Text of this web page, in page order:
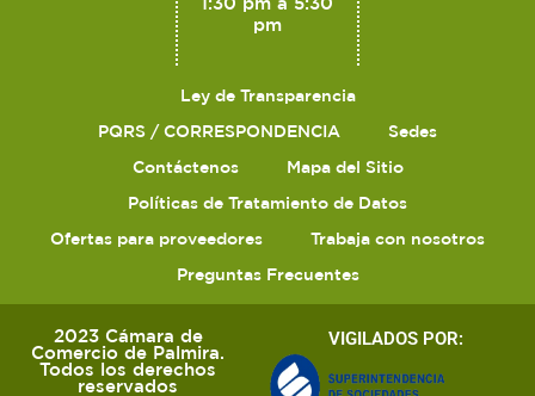
pm
Ley de Transparencia
PQRS / CORRESPONDENCIA
Sedes
Contáctenos
Mapa del Sitio
Políticas de Tratamiento de Datos
Ofertas para proveedores
Trabaja con nosotros
Preguntas Frecuentes
2023 Cámara de
Comercio de Palmira.
Todos los derechos
reservados
VIGILADOS POR: